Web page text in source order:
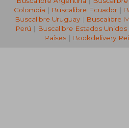
Colombia | Buscalibre Ecuador |
Buscalibre Uruguay| Buscalibre
Perú | Buscalibre Estados Unidos
Países | Bookdelivery